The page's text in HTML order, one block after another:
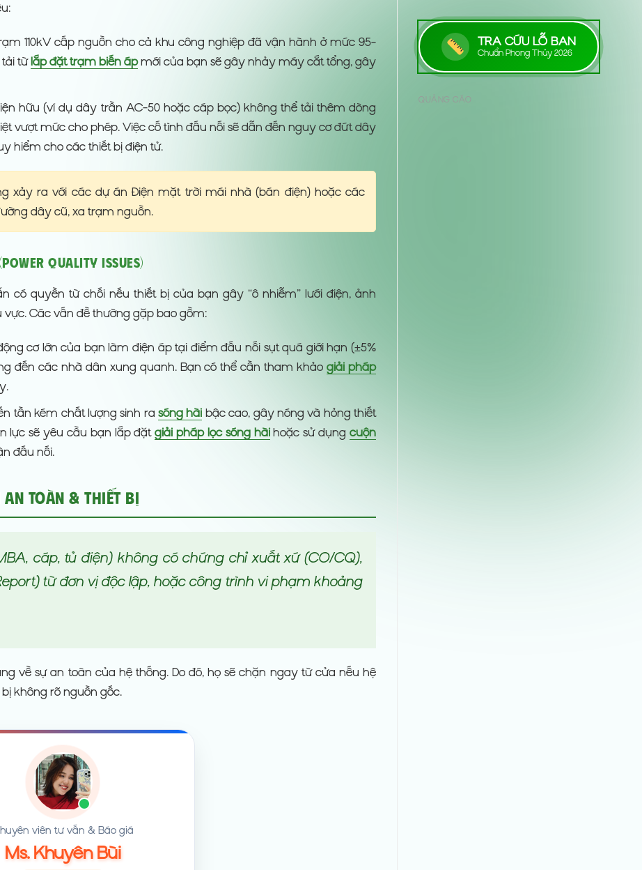
110kV cấp nguồn cho cả khu công nghiệp đã vận hành ở mức 95-
tải từ lắp đặt trạm biến ápmới của bạn sẽ gây nhảy máy cắt tổng, gây
hữu (ví dụ dây trần AC-50 hoặc cáp bọc) không thể tải thêm dòng
vượt mức cho phép. Việc cố tình đấu nối sẽ dẫn đến nguy cơ đứt dây
hiểm cho các thiết bị điện tử.
xảy ra với các dự án Điện mặt trời mái nhà (bán điện) hoặc các
dây cũ, xa trạm nguồn.
Quality Issues)
có quyền từ chối nếu thiết bị của bạn gây “ô nhiễm” lưới điện, ảnh
vực. Các vấn đề thường gặp bao gồm:
cơ lớn của bạn làm điện áp tại điểm đấu nối sụt quá giới hạn (±5%
đến các nhà dân xung quanh. Bạn có thể cần tham khảogiải pháp
tần kém chất lượng sinh rasóng hài bậc cao, gây nóng và hỏng thiết
lực sẽ yêu cầu bạn lắp đặtgiải pháp lọc sóng hàihoặc sử dụngcuộn
đấu nối.
Toàn & Thiết Bị
cáp, tủ điện) không có chứng chỉ xuất xứ (CO/CQ),
từ đơn vị độc lập, hoặc công trình vi phạm khoảng
về sự an toàn của hệ thống. Do đó, họ sẽ chặn ngay từ cửa nếu hệ
không rõ nguồn gốc.
viên tư vấn & Báo giá
Ms. Khuyên Bùi
TRA CỨU LỖ BAN
Chuẩn Phong Thủy 2026
QUẢNG CÁO